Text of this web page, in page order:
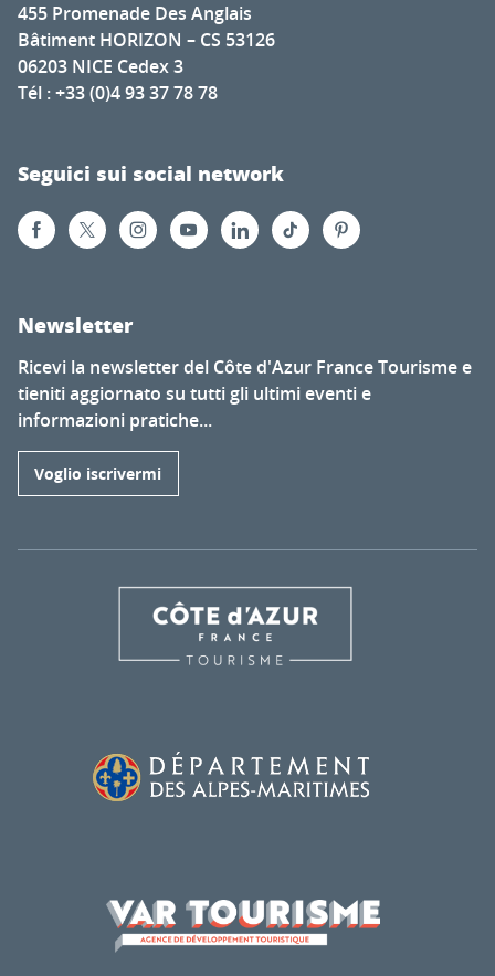
455 Promenade Des Anglais
Bâtiment HORIZON – CS 53126
06203 NICE Cedex 3
Tél : +33 (0)4 93 37 78 78
Seguici sui social network
Newsletter
Ricevi la newsletter del Côte d'Azur France Tourisme e
tieniti aggiornato su tutti gli ultimi eventi e
informazioni pratiche...
Voglio iscrivermi